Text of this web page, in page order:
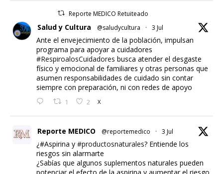
Reporte MEDICO Retuiteado
Salud y Cultura @saludycultura · 3 Jul
Ante el envejecimiento de la población, impulsan
programa para apoyar a cuidadores
#RespiroalosCuidadores busca atender el desgaste
físico y emocional de familiares y otras personas que
asumen responsabilidades de cuidado sin contar
siempre con preparación, ni con redes de apoyo
1 2 X
Reporte MEDICO @reportemedico · 3 Jul
¿#Aspirina y #productosnaturales? Entiende los
riesgos sin alarmarte
¿Sabías que algunos suplementos naturales pueden
potenciar el efecto de la aspirina y aumentar el riesgo